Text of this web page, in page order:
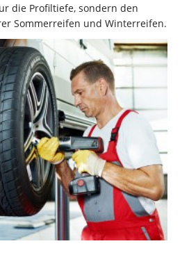
die Profiltiefe, sondern den
Sommerreifen und Winterreifen.